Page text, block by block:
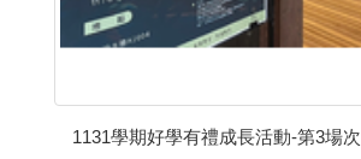
1131學期好學有禮成長活動-第3場次